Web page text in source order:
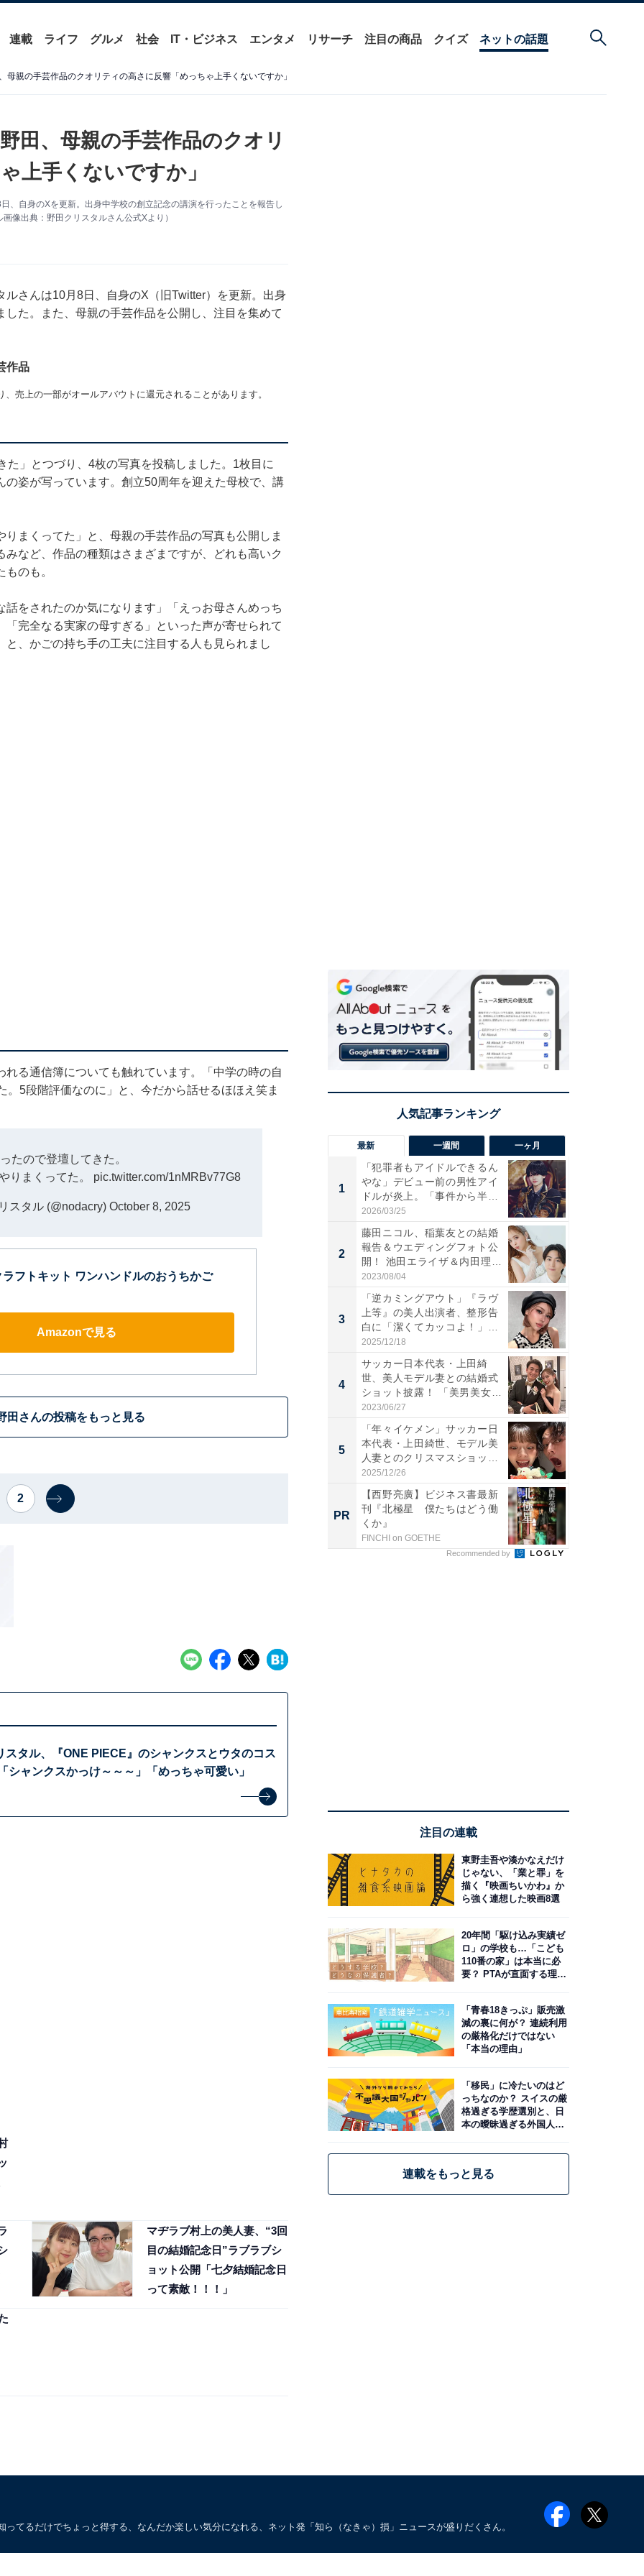
連載 ライフ グルメ 社会 IT・ビジネス エンタメ リサーチ 注目の商品 クイズ ネットの話題
母親の手芸作品のクオリティの高さに反響「めっちゃ上手くないですか」
田、母親の手芸作品のクオリ
上手くないですか」
、自身のXを更新。出身中学校の創立記念の講演を行ったことを報告し
像出典：野田クリスタルさん公式Xより）
さんは10月8日、自身のX（旧Twitter）を更新。出身
た。また、母親の手芸作品を公開し、注目を集めて
作品
売上の一部がオールアバウトに還元されることがあります。
」とつづり、4枚の写真を投稿しました。1枚目に
姿が写っています。創立50周年を迎えた母校で、講
まくってた」と、母親の手芸作品の写真も公開しま
など、作品の種類はさまざまですが、どれも高いク
のも。
をされたのか気になります」「えっお母さんめっち
完全なる実家の母すぎる」といった声が寄せられて
、かごの持ち手の工夫に注目する人も見られまし
る通信簿についても触れています。「中学の時の自
5段階評価なのに」と、今だから話せるほほえ笑ま
たので登壇してきた。
りまくってた。 pic.twitter.com/1nMRBv77G8
スタル (@nodacry) October 8, 2025
フトキット ワンハンドルのおうちかご
Amazonで見る
田さんの投稿をもっと見る
2
スタル、『ONE PIECE』のシャンクスとウタのコス
シャンクスかっけ～～～」「めっちゃ可愛い」
マヂラブ村上の美人妻、“3回
目の結婚記念日”ラブラブシ
ョット公開「七夕結婚記念日
って素敵！！！」
最新 一週間 一ヶ月
1
「犯罪者もアイドルできるん
やな」デビュー前の男性アイ
ドルが炎上。「事件から半年
も...
2026/03/25
2
藤田ニコル、稲葉友との結婚
報告＆ウエディングフォト公
開！ 池田エライザ＆内田理
央...
2023/08/04
3
「逆カミングアウト」『ラヴ
上等』の美人出演者、整形告
白に「潔くてカッコよ！」
「好...
2025/12/18
4
サッカー日本代表・上田綺
世、美人モデル妻との結婚式
ショット披露！ 「美男美女」
「...
2023/06/27
5
「年々イケメン」サッカー日
本代表・上田綺世、モデル美
人妻とのクリスマスショット
に...
2025/12/26
PR
【西野亮廣】ビジネス書最新
刊『北極星 僕たちはどう働
くか』
FINCHI on GOETHE
Recommended by
注目の連載
東野圭吾や湊かなえだけ
じゃない、「業と罪」を
描く『映画ちいかわ』か
ら強く連想した映画8選
20年間「駆け込み実績ゼ
ロ」の学校も…「こども
110番の家」は本当に必
要？ PTAが直面する理想
「青春18きっぷ」販売激
減の裏に何が？ 連続利用
の厳格化だけではない
「本当の理由」
「移民」に冷たいのはど
っちなのか？ スイスの厳
格過ぎる学歴選別と、日
本の曖昧過ぎる外国人政
連載をもっと見る
てるだけでちょっと得する、なんだか楽しい気分になれる、ネット発「知ら（なきゃ）損」ニュースが盛りだくさん。